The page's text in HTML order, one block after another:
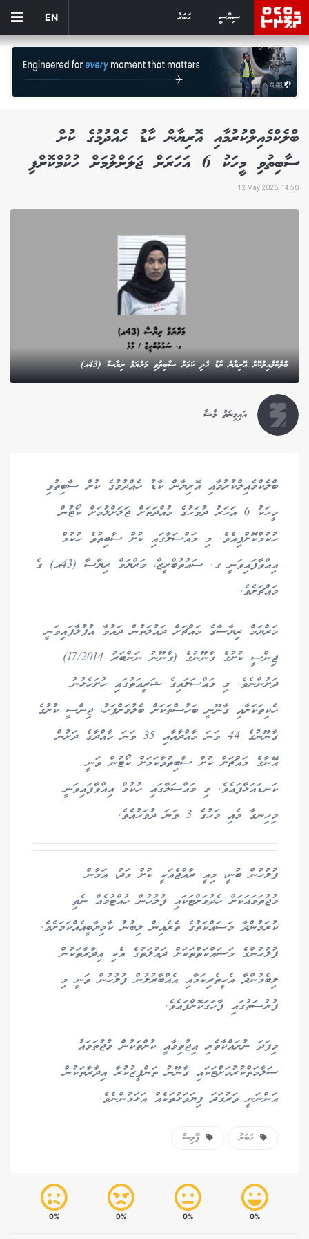
ސިޔާސީ ހަބަރު EN
ބްލެކްމެއިލްކުރުމާއި އޮރިޔާން ކާޑު ހެއްދުމުގެ ކުށް
ސާބިތުވި މީހަކު 6 އަހަރަށް ޖަލަށްލުމަށް ހުކުމްކޮށްފި
12 May 2026, 14:50
ބްލެކްމެއިލްކޮށް އޮރިޔާން ކާޑު ހެދި ކަމަށް ސާބިތުވި މަރްޔަމް ރިޔާސާ (43އ)
އައިމިނަތު މާޝާ
ބްލެކްމެއިލްކުރުމާއި އޮރިޔާން ކާޑު ހެއްދުމުގެ ކުށް ސާބިތުވި
މީހަކު 6 އަހަރު ދުވަހުގެ މުއްދަތަށް ޖަލަށްލުމަށް ކޯޓުން
ހުކުމްކޮށްފިއެވެ. މި މައްސަލާގައި ކުށް ސާބިތުވެ ހުކުމް
އިއްވާފައިވަނީ ގ. ސައުތުބްރީޒް، މަރްޔަމް ރިޔާސާ (43އ) ގެ
މައްޗަށެވެ.
މަރްޔަމް ރިޔާސާގެ މައްޗަށް ދައުލަތުން ދައުވާ އުފުލާފައިވަނީ
ޖިންސީ ކުށުގެ ގާނޫނުގެ (ގާނޫނު ނަންބަރު 17/2014)
ދަށުންނެވެ. މި މައްސަލައިގެ ޝަރީއަތުގައި ހުށަހެޅުނު
ހެކިތަކަށާއި ގާނޫނީ ބަހުސްތަކަށް ބެލުމަށްފަހު، ޖިންސީ ކުށުގެ
ގާނޫނުގެ 44 ވަނަ މާއްދާއާއި 35 ވަނަ މާއްދާގެ ދަށުން
އޭނާގެ މައްޗަށް ކުށް ސާބިތުވާކަމަށް ކޯޓުން ވަނީ
ކަނޑައަޅާފައެވެ. މި މައްސަލާގައި ހުކުމް އިއްވާފައިވަނީ
މިހިނގާ މެއި މަހުގެ 3 ވަނަ ދުވަހުއެވެ.
ފުލުހުން ބުނީ، މިއީ ރާއްޖެއަކީ ކުށް މަދު، އަމާން
މުޖުތަމައަކަށް ހެދުމަށްޓަކައި ފުލުހުން ހުއްޓުމެއް ނެތި
ކުރަމުންދާ މަސައްކަތުގެ ތެރެއިން ލިބުނު ކާމިޔާބީއެއްކަމަށެވެ.
ފުލުހުންގެ މަސައްކަތްތަކަށް ދައުލަތުގެ އެކި އިދާރާތަކުން
ލިބެމުންދާ އެހީތެރިކަމާއި އެއްބާރުލުން ފުލުހުން ވަނީ މި
ފުރުސަތުގައި ފާހަގަކޮށްފައެވެ.
މިފަދަ ނުރައްކާތެރި އިޖުތިމާއީ ކުށްތަކުން މުޖުތަމައު
ސަލާމަތްކުރުމަށްޓަކައި ގާނޫނު ތަންފީޒުކުރާ އިދާރާތަކުން
އަންނަނީ ވަރުގަދަ ފިޔަވަޅުތަކެއް އަޅަމުންނެވެ.
ހަބަރު ޕޮލިސް
0%
0%
0%
0%